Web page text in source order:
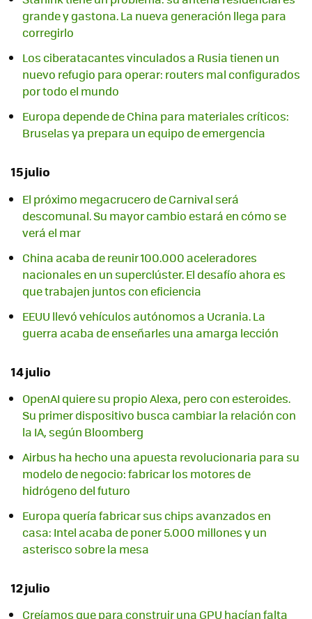
grande y gastona. La nueva generación llega para
corregirlo
Los ciberatacantes vinculados a Rusia tienen un
nuevo refugio para operar: routers mal configurados
por todo el mundo
Europa depende de China para materiales críticos:
Bruselas ya prepara un equipo de emergencia
15 julio
El próximo megacrucero de Carnival será
descomunal. Su mayor cambio estará en cómo se
verá el mar
China acaba de reunir 100.000 aceleradores
nacionales en un superclúster. El desafío ahora es
que trabajen juntos con eficiencia
EEUU llevó vehículos autónomos a Ucrania. La
guerra acaba de enseñarles una amarga lección
14 julio
OpenAI quiere su propio Alexa, pero con esteroides.
Su primer dispositivo busca cambiar la relación con
la IA, según Bloomberg
Airbus ha hecho una apuesta revolucionaria para su
modelo de negocio: fabricar los motores de
hidrógeno del futuro
Europa quería fabricar sus chips avanzados en
casa: Intel acaba de poner 5.000 millones y un
asterisco sobre la mesa
12 julio
Creíamos que para construir una GPU hacían falta